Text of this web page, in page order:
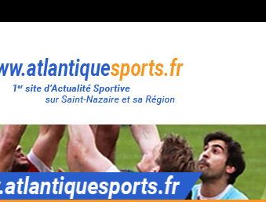
Atlantique